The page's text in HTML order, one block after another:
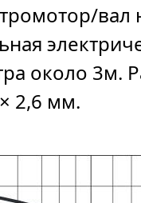
вал
около 3м.
2,6 мм.